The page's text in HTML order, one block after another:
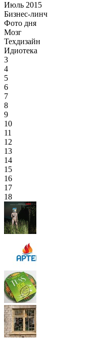
Июль 2015
Бизнес-линч
Фото дня
Мозг
Техдизайн
Идиотека
3
4
5
6
7
8
9
10
11
12
13
14
15
16
17
18